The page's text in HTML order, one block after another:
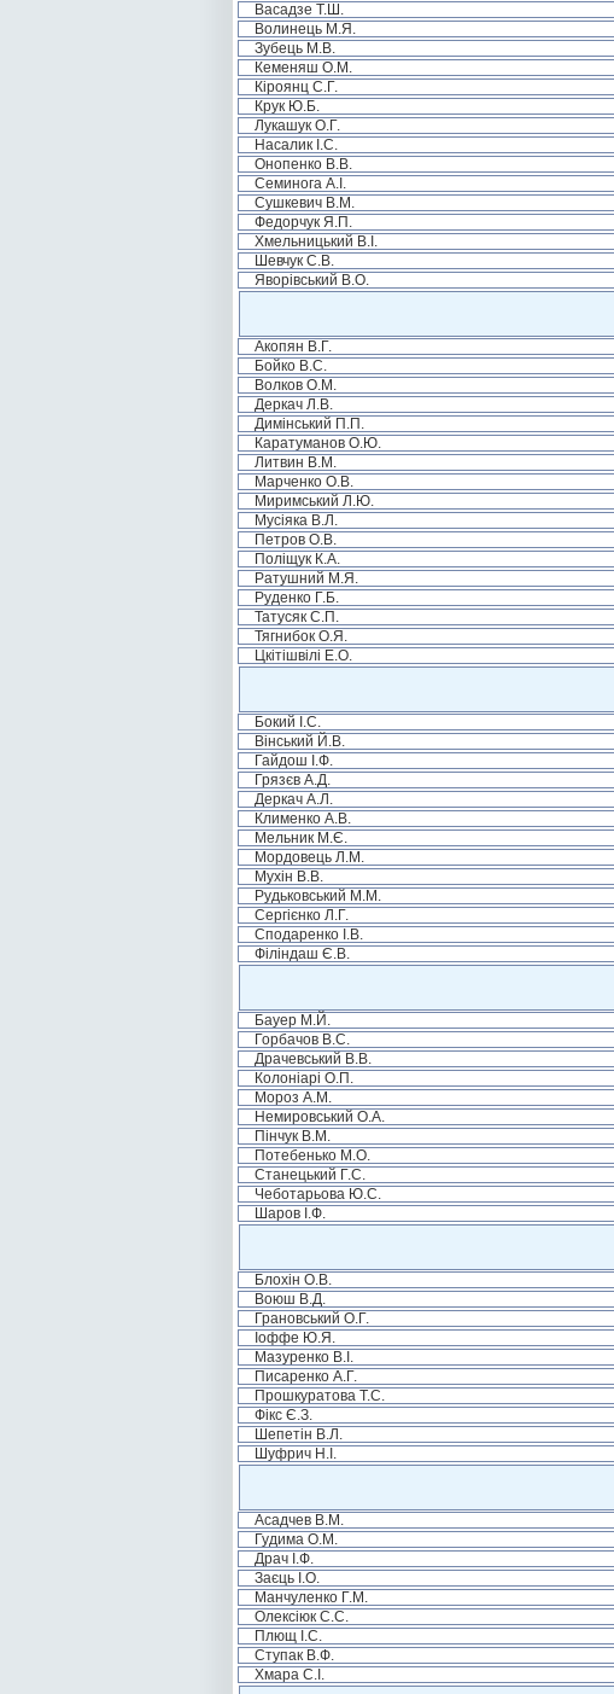
Васадзе Т.Ш.
Волинець М.Я.
Зубець М.В.
Кеменяш О.М.
Кіроянц С.Г.
Крук Ю.Б.
Лукашук О.Г.
Насалик І.С.
Онопенко В.В.
Семинога А.І.
Сушкевич В.М.
Федорчук Я.П.
Хмельницький В.І.
Шевчук С.В.
Яворівський В.О.
Акопян В.Г.
Бойко В.С.
Волков О.М.
Деркач Л.В.
Димінський П.П.
Каратуманов О.Ю.
Литвин В.М.
Марченко О.В.
Миримський Л.Ю.
Мусіяка В.Л.
Петров О.В.
Поліщук К.А.
Ратушний М.Я.
Руденко Г.Б.
Татусяк С.П.
Тягнибок О.Я.
Цкітішвілі Е.О.
Бокий І.С.
Вінський Й.В.
Гайдош І.Ф.
Грязєв А.Д.
Деркач А.Л.
Клименко А.В.
Мельник М.Є.
Мордовець Л.М.
Мухін В.В.
Рудьковський М.М.
Сергієнко Л.Г.
Сподаренко І.В.
Філіндаш Є.В.
Бауер М.Й.
Горбачов В.С.
Драчевський В.В.
Колоніарі О.П.
Мороз А.М.
Немировський О.А.
Пінчук В.М.
Потебенько М.О.
Станецький Г.С.
Чеботарьова Ю.С.
Шаров І.Ф.
Блохін О.В.
Воюш В.Д.
Грановський О.Г.
Іоффе Ю.Я.
Мазуренко В.І.
Писаренко А.Г.
Прошкуратова Т.С.
Фікс Є.З.
Шепетін В.Л.
Шуфрич Н.І.
Асадчев В.М.
Гудима О.М.
Драч І.Ф.
Заєць І.О.
Манчуленко Г.М.
Олексіюк С.С.
Плющ І.С.
Ступак В.Ф.
Хмара С.І.